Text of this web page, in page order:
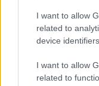
I want to allow
related to
device
I want to allow
related to
A kompozíciók
érzékenyen modulált
struktúrák
és a festészeti
egymást
mezőt, amelyben a